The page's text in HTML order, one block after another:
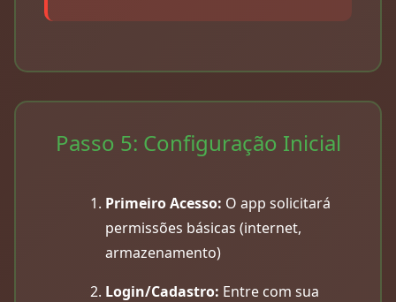
Passo 5: Configuração Inicial
Primeiro Acesso: O app solicitará
permissões básicas (internet,
armazenamento)
Login/Cadastro: Entre com sua